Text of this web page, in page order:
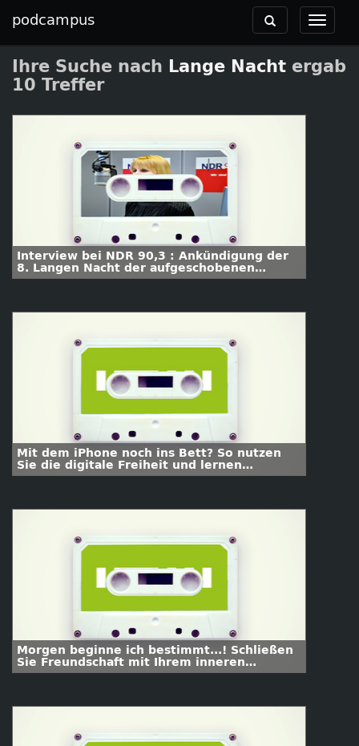
podcampus
Toggle
Toggle
navigation
Ihre Suche nach Lange Nacht ergab
10 Treffer
Interview bei NDR 90,3 : Ankündigung der
8. Langen Nacht der aufgeschobenen
Hausarbeiten
Mit dem iPhone noch ins Bett? So nutzen
Sie die digitale Freiheit und lernen
abzuschalten
Morgen beginne ich bestimmt...! Schließen
Sie Freundschaft mit Ihrem inneren
Schweinehund